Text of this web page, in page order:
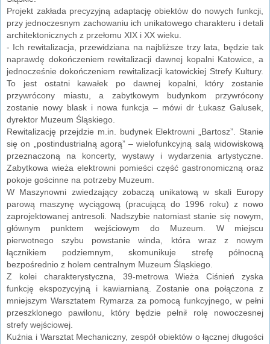
Projekt zakłada precyzyjną adaptację obiektów do nowych funkcji,
przy jednoczesnym zachowaniu ich unikatowego charakteru i detali
architektonicznych z przełomu XIX i XX wieku.
- Ich rewitalizacja, przewidziana na najbliższe trzy lata, będzie tak
naprawdę dokończeniem rewitalizacji dawnej kopalni Katowice, a
jednocześnie dokończeniem rewitalizacji katowickiej Strefy Kultury.
To jest ostatni kawałek po dawnej kopalni, który zostanie
przywrócony miastu, a zabytkowym budynkom przywrócony
zostanie nowy blask i nowa funkcja – mówi dr Łukasz Galusek,
dyrektor Muzeum Śląskiego.
Rewitalizację przejdzie m.in. budynek Elektrowni „Bartosz”. Stanie
się on „postindustrialną agorą” – wielofunkcyjną salą widowiskową
przeznaczoną na koncerty, wystawy i wydarzenia artystyczne.
Zabytkowa wieża elektrowni pomieści część gastronomiczną oraz
pokoje gościnne na potrzeby Muzeum.
W Maszynowni zwiedzający zobaczą unikatową w skali Europy
parową maszynę wyciągową (pracującą do 1996 roku) z nowo
zaprojektowanej antresoli. Nadszybie natomiast stanie się nowym,
głównym punktem wejściowym do Muzeum. W miejscu
pierwotnego szybu powstanie winda, która wraz z nowym
łącznikiem podziemnym, skomunikuje strefę północną
bezpośrednio z holem centralnym Muzeum Śląskiego.
Z kolei charakterystyczna, 39-metrowa Wieża Ciśnień zyska
funkcję ekspozycyjną i kawiarnianą. Zostanie ona połączona z
mniejszym Warsztatem Rymarza za pomocą funkcyjnego, w pełni
przeszklonego pawilonu, który będzie pełnił rolę nowoczesnej
strefy wejściowej.
Kuźnia i Warsztat Mechaniczny, zespół obiektów o łącznej długości